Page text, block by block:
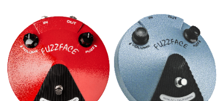
HINZUFÜGEN
VERGLEICHSLISTE
HINZUFÜGEN